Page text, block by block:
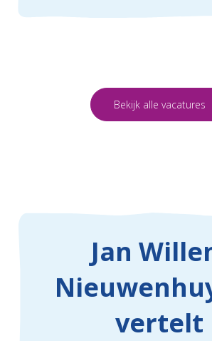
Bekijk alle vacatures
Jan
vertelt